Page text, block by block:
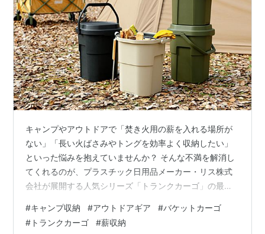
キャンプやアウトドアで「焚き火用の薪を入れる場所が
ない」「長い火ばさみやトングを効率よく収納したい」
といった悩みを抱えていませんか？ そんな不満を解消し
てくれるのが、プラスチック日用品メーカー・リス株式
会社が展開する人気シリーズ「トランクカーゴ」の最新
日（金）より発売されたこの新商品は、縦長形状のバケ
ツ型収納として注目を集めています。耐荷重100kgのタ
#キャンプ収納 #アウトドアギア #バケットカーゴ
# トランクカーゴ #薪収納